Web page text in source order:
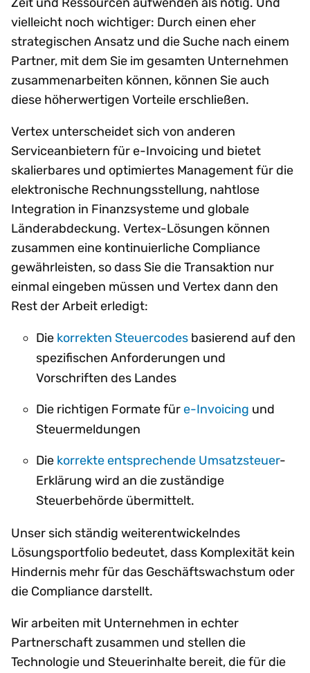
vielleicht noch wichtiger: Durch einen eher
strategischen Ansatz und die Suche nach einem
Partner, mit dem Sie im gesamten Unternehmen
zusammenarbeiten können, können Sie auch
diese höherwertigen Vorteile erschließen.
Vertex unterscheidet sich von anderen
Serviceanbietern für e-Invoicing und bietet
skalierbares und optimiertes Management für die
elektronische Rechnungsstellung, nahtlose
Integration in Finanzsysteme und globale
Länderabdeckung. Vertex-Lösungen können
zusammen eine kontinuierliche Compliance
gewährleisten, so dass Sie die Transaktion nur
einmal eingeben müssen und Vertex dann den
Rest der Arbeit erledigt:
Die korrekten Steuercodes basierend auf den
spezifischen Anforderungen und
Vorschriften des Landes
Die richtigen Formate füre-Invoicing und
Steuermeldungen
Die korrekte entsprechende Umsatzsteuer-
Erklärung wird an die zuständige
Steuerbehörde übermittelt.
Unser sich ständig weiterentwickelndes
Lösungsportfolio bedeutet, dass Komplexität kein
Hindernis mehr für das Geschäftswachstum oder
die Compliance darstellt.
Wir arbeiten mit Unternehmen in echter
Partnerschaft zusammen und stellen die
Technologie und Steuerinhalte bereit, die für die